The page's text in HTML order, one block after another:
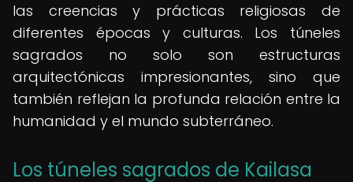
las creencias y prácticas religiosas de
diferentes épocas y culturas. Los túneles
sagrados no solo son estructuras
arquitectónicas impresionantes, sino que
también reflejan la profunda relación entre la
humanidad y el mundo subterráneo.
Los túneles sagrados de Kailasa